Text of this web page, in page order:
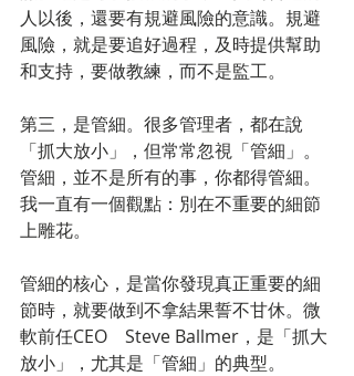
人以後，還要有規避風險的意識。規避
風險，就是要追好過程，及時提供幫助
和支持，要做教練，而不是監工。
第三，是管細。很多管理者，都在說
「抓大放小」，但常常忽視「管細」。
管細，並不是所有的事，你都得管細。
我一直有一個觀點：別在不重要的細節
上雕花。
管細的核心，是當你發現真正重要的細
節時，就要做到不拿結果誓不甘休。微
軟前任CEO　Steve Ballmer，是「抓大
放小」，尤其是「管細」的典型。